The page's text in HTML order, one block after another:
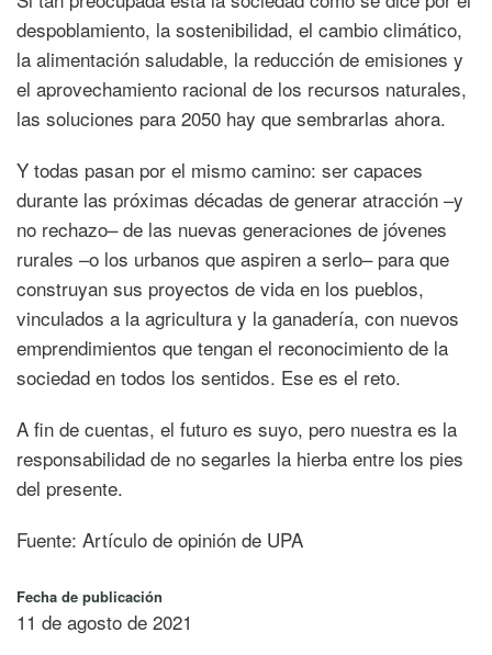
despoblamiento, la sostenibilidad, el cambio climático,
la alimentación saludable, la reducción de emisiones y
el aprovechamiento racional de los recursos naturales,
las soluciones para 2050 hay que sembrarlas ahora.
Y todas pasan por el mismo camino: ser capaces
durante las próximas décadas de generar atracción –y
no rechazo– de las nuevas generaciones de jóvenes
rurales –o los urbanos que aspiren a serlo– para que
construyan sus proyectos de vida en los pueblos,
vinculados a la agricultura y la ganadería, con nuevos
emprendimientos que tengan el reconocimiento de la
sociedad en todos los sentidos. Ese es el reto.
A fin de cuentas, el futuro es suyo, pero nuestra es la
responsabilidad de no segarles la hierba entre los pies
del presente.
Fuente: Artículo de opinión de UPA
Fecha de publicación
11 de agosto de 2021